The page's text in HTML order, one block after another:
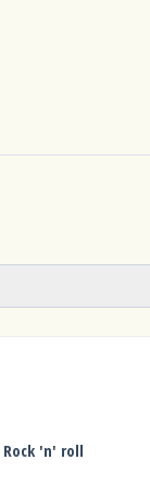
'n' roll